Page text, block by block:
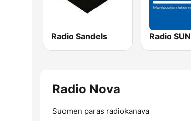
Radio Sandels Radio SUN
Radio Nova
Suomen paras radiokanava